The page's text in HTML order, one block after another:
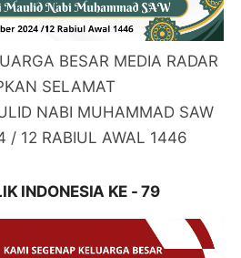
BESAR MEDIA RADAR
SELAMAT
NABI MUHAMMAD SAW
/ 12 RABIUL AWAL 1446
INDONESIA KE - 79